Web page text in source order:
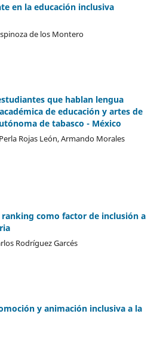
en la educación inclusiva
de los Montero
que hablan lengua
de educación y artes de
de tabasco - México
Rojas León, Armando Morales
como factor de inclusión a
Rodríguez Garcés
y animación inclusiva a la